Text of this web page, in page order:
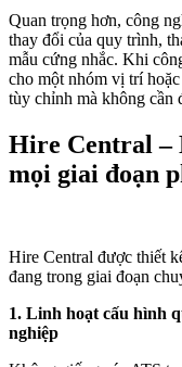
Quan trọng hơn, công
thay đổi của quy trình,
mẫu cứng nhắc. Khi
cho một nhóm vị trí
tùy chỉnh mà không cần
Hire Central –
mọi giai đoạn
Hire Central được thiết
đang trong giai đoạn
1. Linh hoạt cấu hình
nghiệp